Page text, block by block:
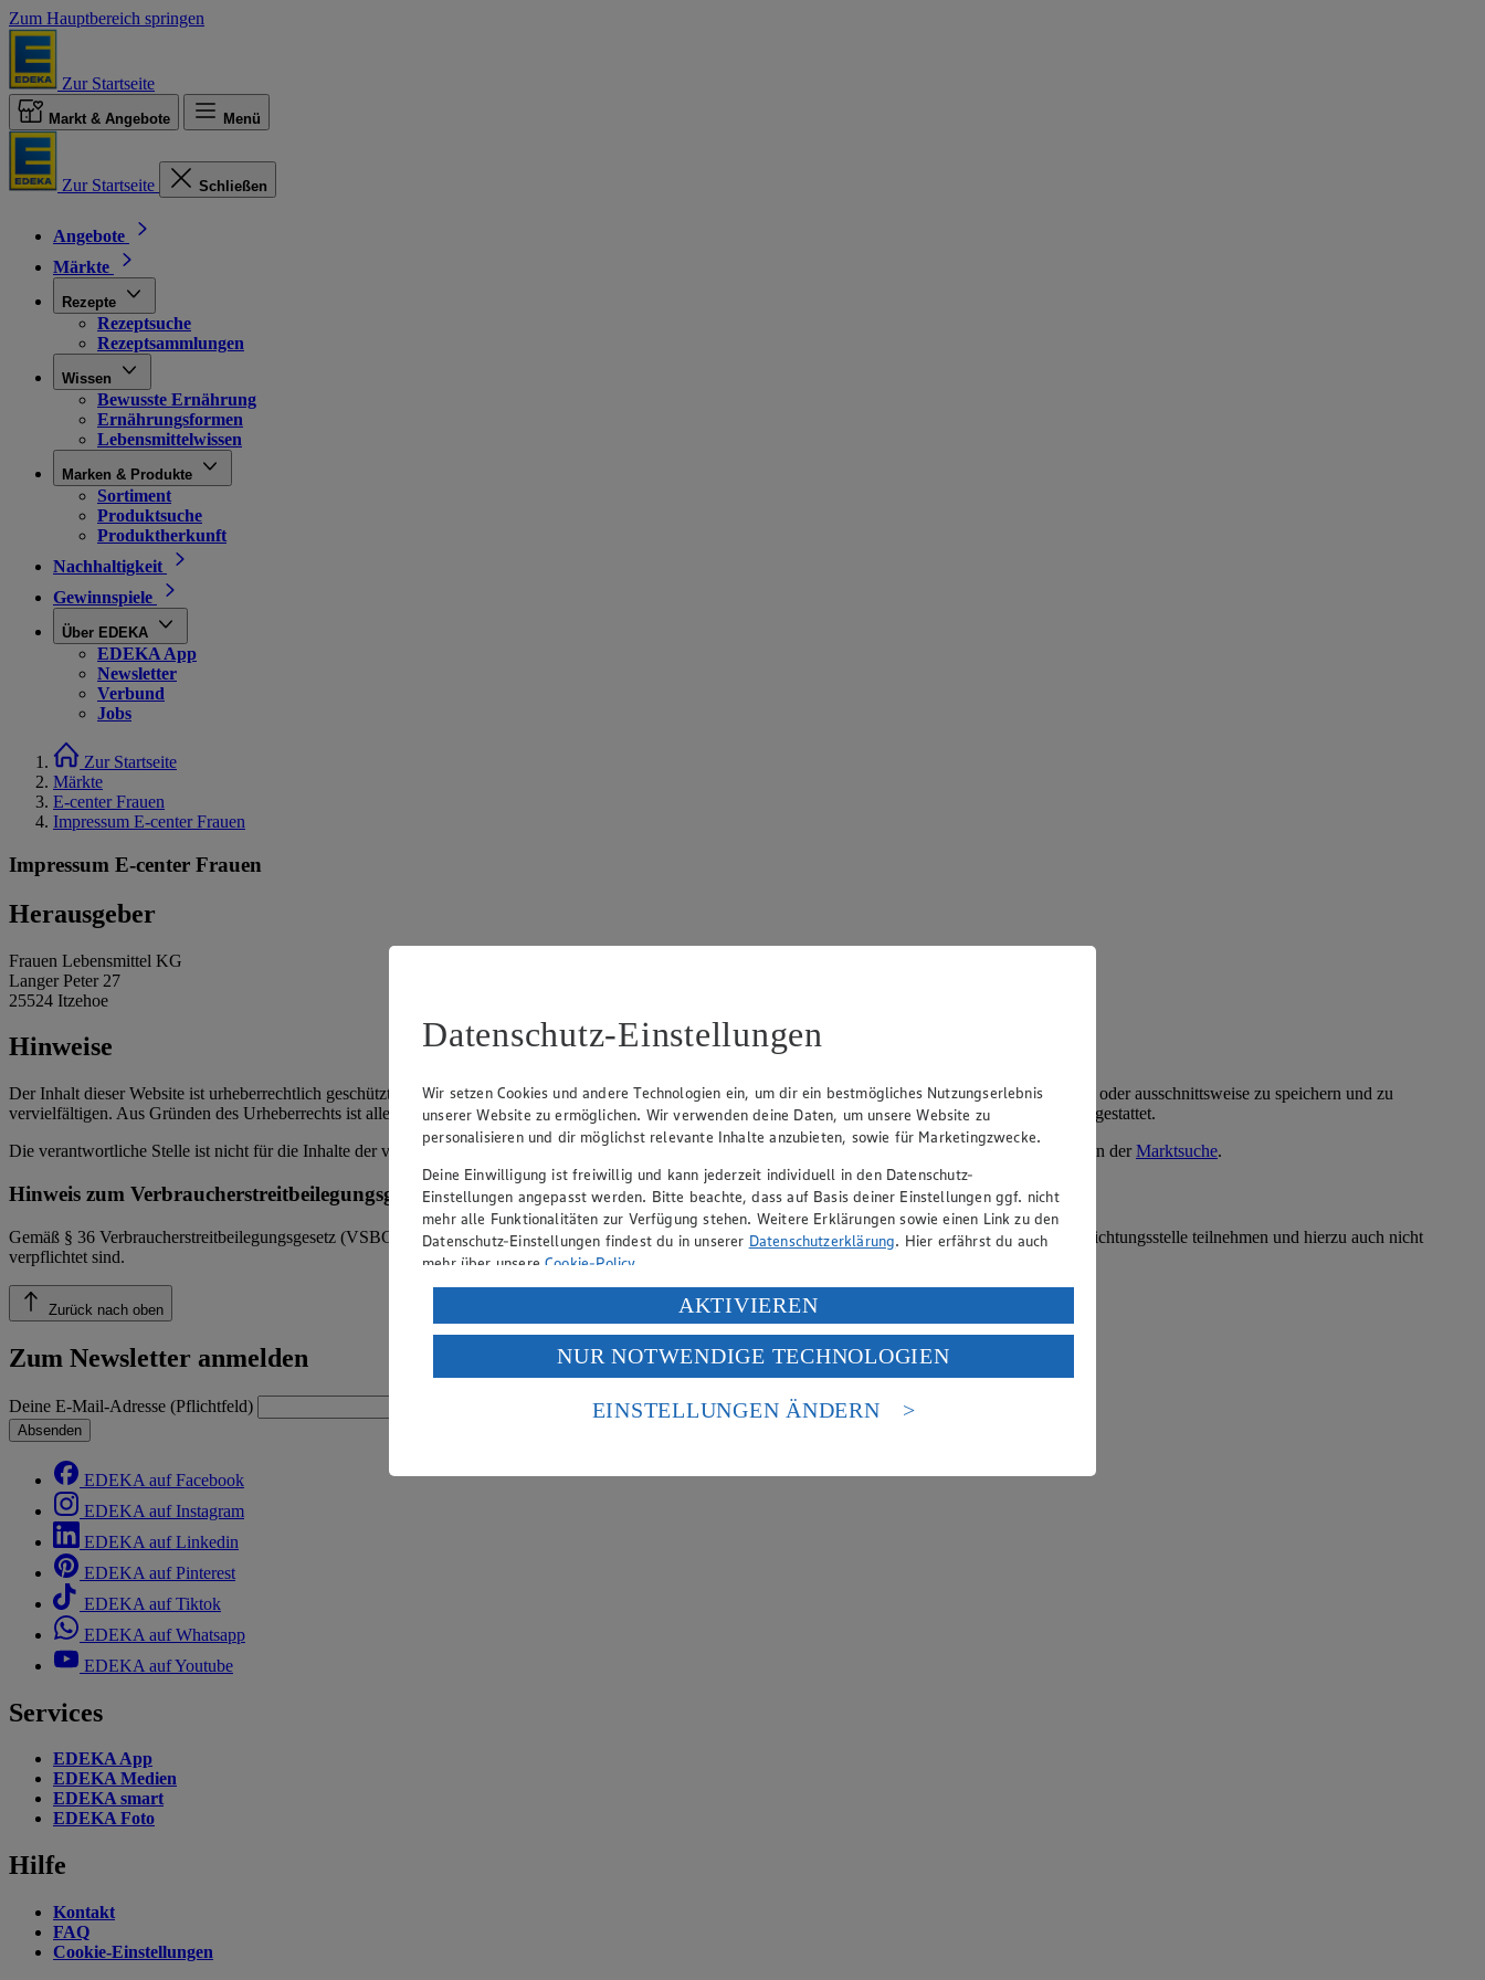
Zum Hauptbereich springen
Zur Startseite
Markt & Angebote Menü
Zur Startseite Schließen
Angebote
Märkte
Rezepte
Rezeptsuche
Rezeptsammlungen
Wissen
Bewusste Ernährung
Ernährungsformen
Lebensmittelwissen
Marken & Produkte
Sortiment
Produktsuche
Produktherkunft
Nachhaltigkeit
Gewinnspiele
Über EDEKA
EDEKA App
Newsletter
Verbund
Jobs
Zur Startseite
Märkte
E-center Frauen
Impressum E-center Frauen
Impressum E-center Frauen
Herausgeber
Frauen Lebensmittel KG
Langer Peter 27
25524 Itzehoe
Hinweise
Der Inhalt dieser Website ist urheberrechtlich geschützt. Der Herausgeber gewährt Ihnen jedoch das Recht, den auf dieser Website bereitgestellten Text ganz oder ausschnittsweise zu speichern und zu
vervielfältigen. Aus Gründen des Urheberrechts ist allerdings die Speicherung und Vervielfältigung von Bildmaterial oder Grafiken aus dieser Website nicht gestattet.
Die verantwortliche Stelle ist nicht für die Inhalte der versendeten Angebotsinformationen verantwortlich. Firma und Anschriften unserer Märkte finden Sie in derMarktsuche.
Hinweis zum Verbraucherstreitbeilegungsgesetz
Gemäß § 36 Verbraucherstreitbeilegungsgesetz (VSBG) weisen wir darauf hin, dass wir nicht an einem Streitbeilegungsverfahren vor einer Verbraucherschlichtungsstelle teilnehmen und hierzu auch nicht
verpflichtet sind.
Zurück nach oben
Zum Newsletter anmelden
Deine E-Mail-Adresse (Pflichtfeld)
Absenden
EDEKA auf Facebook
EDEKA auf Instagram
EDEKA auf Linkedin
EDEKA auf Pinterest
EDEKA auf Tiktok
EDEKA auf Whatsapp
EDEKA auf Youtube
Services
EDEKA App
EDEKA Medien
EDEKA smart
EDEKA Foto
Hilfe
Kontakt
FAQ
Cookie-Einstellungen
Datenschutz-Einstellungen
Wir setzen Cookies und andere Technologien ein, um dir ein bestmögliches Nutzungserlebnis
unserer Website zu ermöglichen. Wir verwenden deine Daten, um unsere Website zu
personalisieren und dir möglichst relevante Inhalte anzubieten, sowie für Marketingzwecke.
Deine Einwilligung ist freiwillig und kann jederzeit individuell in den Datenschutz-
Einstellungen angepasst werden. Bitte beachte, dass auf Basis deiner Einstellungen ggf. nicht
mehr alle Funktionalitäten zur Verfügung stehen. Weitere Erklärungen sowie einen Link zu den
Datenschutz-Einstellungen findest du in unserer Datenschutzerklärung. Hier erfährst du auch
mehr über unsereCookie-Policy.
Verarbeitung deiner personenbezogenen Daten in den USA durch Facebook und YouTube:
Wenn du auf „Aktivieren“ klickst, willigst du im Sinne des Art. 49 Abs. 1 Satz 1 lit. a) DSGVO
ein, dass deine Daten in den USA verarbeitet werden. Der EuGH sieht die USA als Land mit
einem nach europäischen Standards nicht angemessenen Datenschutzniveau an. Es besteht das
Risiko eines Zugriffs durch US-amerikanische Behörden.
AKTIVIEREN
NUR NOTWENDIGE TECHNOLOGIEN
EINSTELLUNGEN ÄNDERN